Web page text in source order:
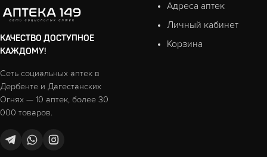
КАЧЕСТВО ДОСТУПНОЕ
КАЖДОМУ!
Сеть социальных аптек в
Дербенте и Дагестанских
Огнях — 10 аптек, более 30
000 товаров.
Адреса аптек
Личный кабинет
Корзина